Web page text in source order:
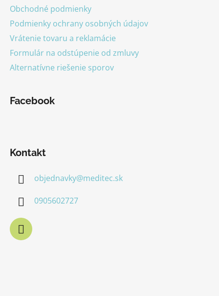
Obchodné podmienky
Podmienky ochrany osobných údajov
Vrátenie tovaru a reklamácie
Formulár na odstúpenie od zmluvy
Alternatívne riešenie sporov
Facebook
Kontakt
objednavky@meditec.sk
0905602727